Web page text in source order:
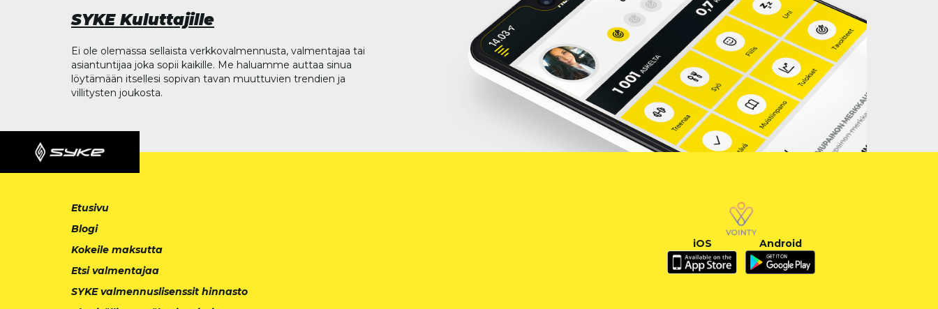
SYKE Kuluttajille
Ei ole olemassa sellaista verkkovalmennusta, valmentajaa tai
asiantuntijaa joka sopii kaikille. Me haluamme auttaa sinua
löytämään itsellesi sopivan tavan muuttuvien trendien ja
villitysten joukosta.
Etusivu
Blogi
Kokeile maksutta
Etsi valmentajaa
SYKE valmennuslisenssit hinnasto
iOS Android